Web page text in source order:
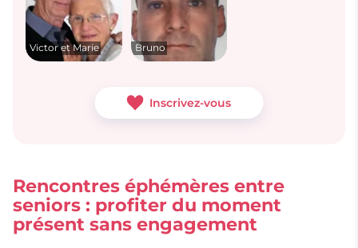
Victor et Marie Bruno
Inscrivez-vous
Rencontres éphémères entre
seniors : profiter du moment
présent sans engagement